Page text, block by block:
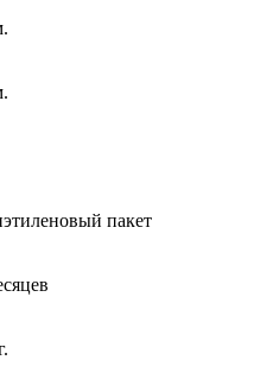
пакет